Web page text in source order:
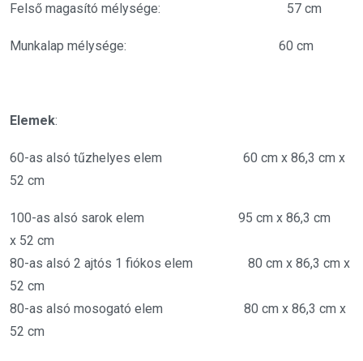
Felső magasító mélysége: 57 cm
Munkalap mélysége: 60 cm
Elemek:
60-as alsó tűzhelyes elem 60 cm x 86,3 cm x
52 cm
100-as alsó sarok elem 95 cm x 86,3 cm
x 52 cm
80-as alsó 2 ajtós 1 fiókos elem 80 cm x 86,3 cm x
52 cm
80-as alsó mosogató elem 80 cm x 86,3 cm x
52 cm